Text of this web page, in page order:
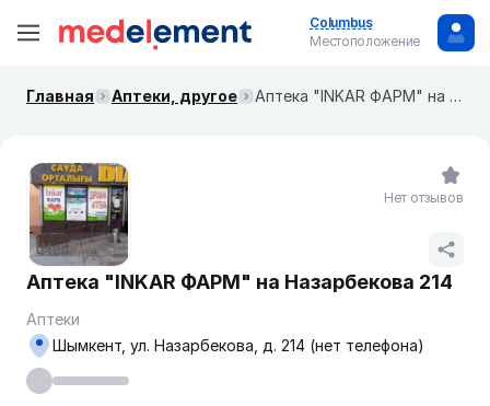
Columbus
Местоположение
Главная Аптеки, другое Аптека "INKAR ФАРМ" на Назарбекова 214
Аптека "INKAR ФАРМ" на Назарбекова 214
Аптеки
Шымкент, ул. Назарбекова, д. 214 (нет телефона)
Нет отзывов